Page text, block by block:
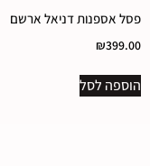
פסל אספנות דניאל ארשם
₪399.00
הוספה לסל